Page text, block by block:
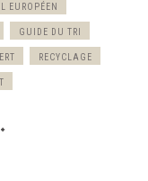
EUROPÉEN
GUIDE DU TRI
RECYCLAGE